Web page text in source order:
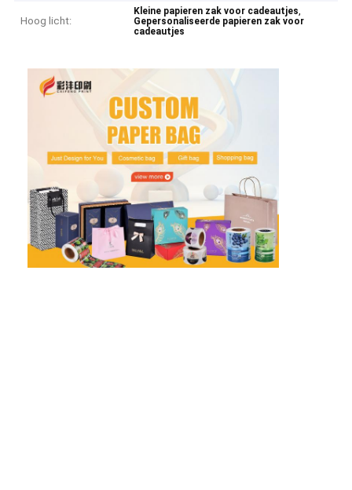
Hoog licht:
Kleine papieren zak voor cadeautjes,
Gepersonaliseerde papieren zak voor
cadeautjes